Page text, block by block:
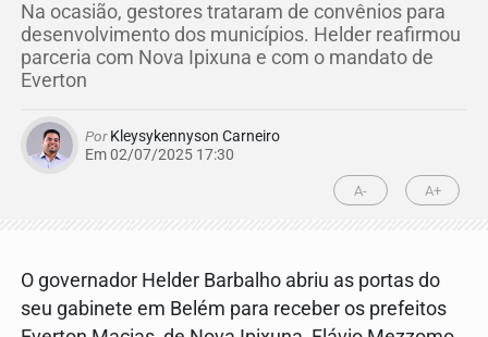
Na ocasião, gestores trataram de convênios para
desenvolvimento dos municípios. Helder reafirmou
parceria com Nova Ipixuna e com o mandato de
Everton
PorKleysykennyson Carneiro
Em 02/07/2025 17:30
A- A+
O governador Helder Barbalho abriu as portas do
seu gabinete em Belém para receber os prefeitos